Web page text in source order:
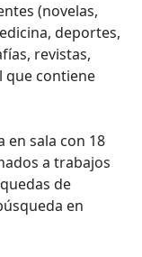
(novelas,
deportes,
revistas,
que contiene
en sala con 18
a trabajos
de
en